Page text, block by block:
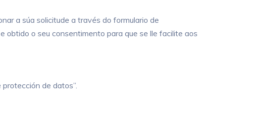
a súa solicitude a través do formulario de
obtido o seu consentimento para que se lle facilite aos
de datos”.